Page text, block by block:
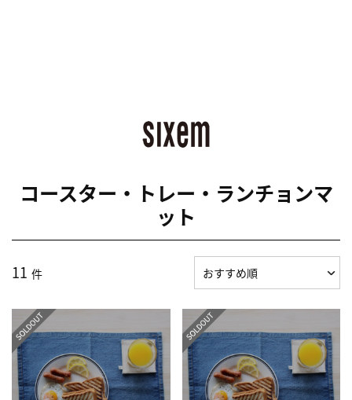
コースター・トレー・ランチョンマ
ット
11 件